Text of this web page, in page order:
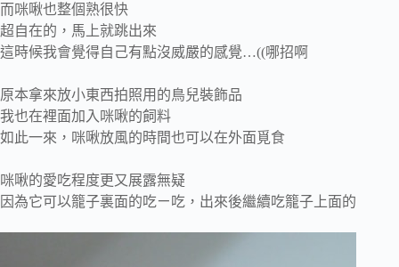
而咪啾也整個熟很快
超自在的，馬上就跳出來
這時候我會覺得自己有點沒威嚴的感覺…((哪招啊
原本拿來放小東西拍照用的鳥兒裝飾品
我也在裡面加入咪啾的飼料
如此一來，咪啾放風的時間也可以在外面覓食
咪啾的愛吃程度更又展露無疑
因為它可以籠子裏面的吃ㄧ吃，出來後繼續吃籠子上面的